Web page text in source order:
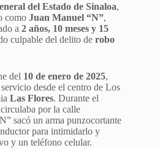
del Estado de Sinaloa,
como Juan Manuel “N”,
a 2 años, 10 meses y 15
culpable del delito de robo
del 10 de enero de 2025,
desde el centro de Los
Las Flores. Durante el
por la calle
sacó un arma punzocortante
para intimidarlo y
y un teléfono celular.